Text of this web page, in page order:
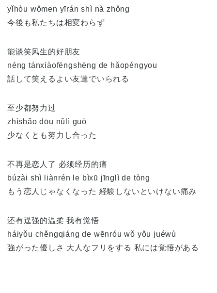
yǐhòu wǒmen yīrán shì nà zhǒng
今後も私たちは相変わらず
能谈笑风生的好朋友
néng tánxiàofēngshēng de hǎopéngyou
話して笑えるよい友達でいられる
至少都努力过
zhìshǎo dōu nǔlì guò
少なくとも努力し合った
不再是恋人了 必须经历的痛
búzài shì liànrén le bìxū jīnglì de tòng
もう恋人じゃなくなった 経験しないといけない痛み
还有逞强的温柔 我有觉悟
háiyǒu chěngqiáng de wēnróu wǒ yǒu juéwù
強がった優しさ 大人なフリをする 私には覚悟がある